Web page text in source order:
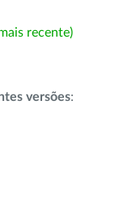
recente)
versões: